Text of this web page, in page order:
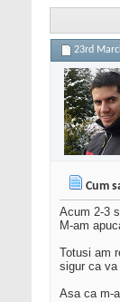
23rd
Cum
Acum 2-3
M-am
Totusi am
sigur ca
Asa ca m-